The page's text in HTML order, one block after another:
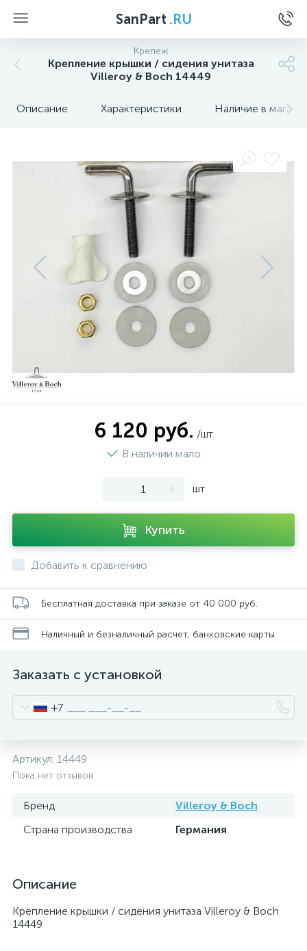
SanPart .RU
Крепеж
Крепление крышки / сидения унитаза
Villeroy & Boch 14449
Описание Характеристики Наличие в
6 120 руб. /шт
В наличии мало
- + шт
Купить
Добавить к сравнению
Бесплатная доставка при заказе от 40 000 руб.
Наличный и безналичный расчет, банковские карты
Заказать с установкой
+7
Артикул: 14449
Пока нет отзывов
Бренд
Villeroy & Boch
Страна производства
Германия
Описание
Крепление крышки / сидения унитаза Villeroy & Boch
14449